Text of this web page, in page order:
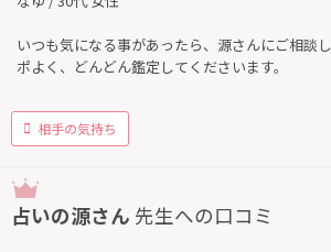
いつも気になる事があったら、源さんにご相談
ポよく、どんどん鑑定してくださいます。
相手の気持ち
占いの源さん 先生への口コミ